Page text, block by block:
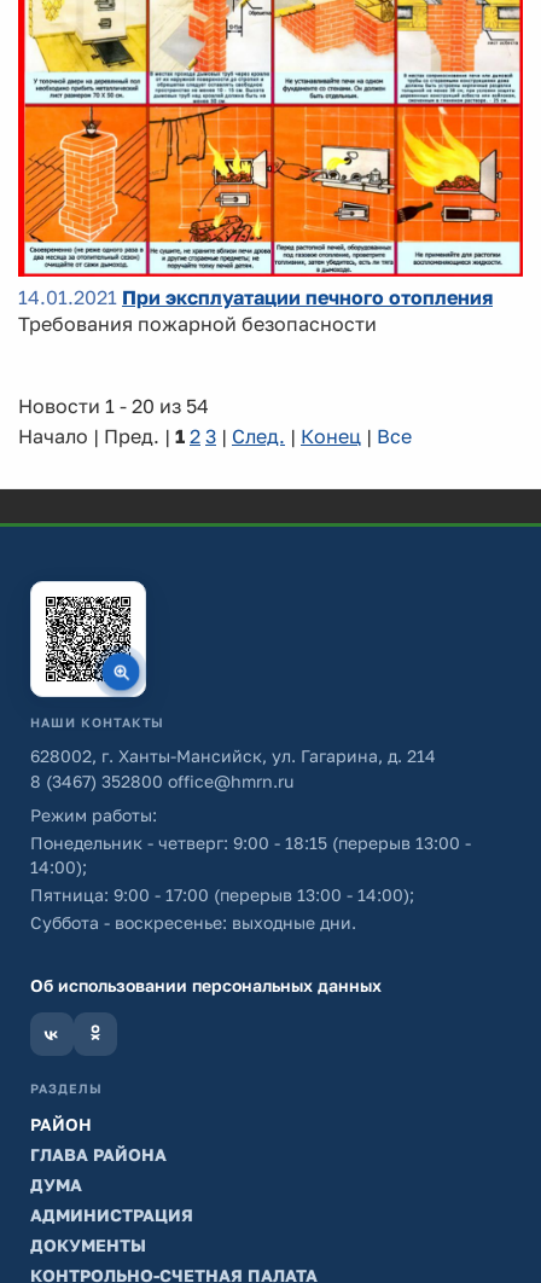
14.01.2021 При эксплуатации печного отопления
Требования пожарной безопасности
Новости 1 - 20 из 54
Начало | Пред. | 1 2 3 | След. | Конец | Все
НАШИ КОНТАКТЫ
628002, г. Ханты-Мансийск, ул. Гагарина, д. 214
8 (3467) 352800 office@hmrn.ru
Режим работы:
Понедельник - четверг: 9:00 - 18:15 (перерыв 13:00 -
14:00);
Пятница: 9:00 - 17:00 (перерыв 13:00 - 14:00);
Суббота - воскресенье: выходные дни.
Об использовании персональных данных
РАЗДЕЛЫ
РАЙОН
ГЛАВА РАЙОНА
ДУМА
АДМИНИСТРАЦИЯ
ДОКУМЕНТЫ
КОНТРОЛЬНО-СЧЕТНАЯ ПАЛАТА